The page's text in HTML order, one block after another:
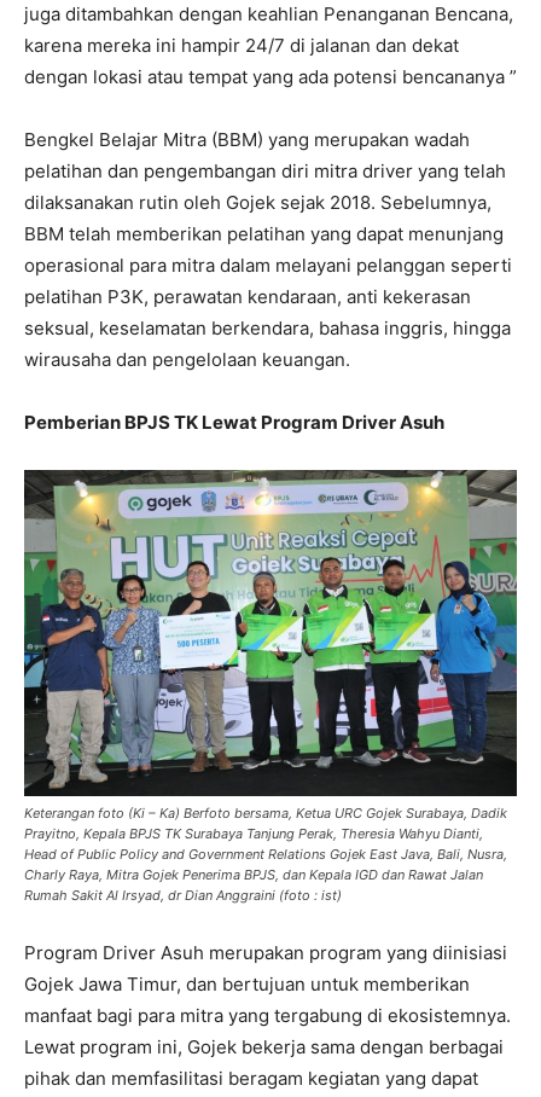
juga ditambahkan dengan keahlian Penanganan Bencana,
karena mereka ini hampir 24/7 di jalanan dan dekat
dengan lokasi atau tempat yang ada potensi bencananya ”
Bengkel Belajar Mitra (BBM) yang merupakan wadah
pelatihan dan pengembangan diri mitra driver yang telah
dilaksanakan rutin oleh Gojek sejak 2018. Sebelumnya,
BBM telah memberikan pelatihan yang dapat menunjang
operasional para mitra dalam melayani pelanggan seperti
pelatihan P3K, perawatan kendaraan, anti kekerasan
seksual, keselamatan berkendara, bahasa inggris, hingga
wirausaha dan pengelolaan keuangan.
Pemberian BPJS TK Lewat Program Driver Asuh
Keterangan foto (Ki – Ka) Berfoto bersama, Ketua URC Gojek Surabaya, Dadik
Prayitno, Kepala BPJS TK Surabaya Tanjung Perak, Theresia Wahyu Dianti,
Head of Public Policy and Government Relations Gojek East Java, Bali, Nusra,
Charly Raya, Mitra Gojek Penerima BPJS, dan Kepala IGD dan Rawat Jalan
Rumah Sakit Al Irsyad, dr Dian Anggraini (foto : ist)
Program Driver Asuh merupakan program yang diinisiasi
Gojek Jawa Timur, dan bertujuan untuk memberikan
manfaat bagi para mitra yang tergabung di ekosistemnya.
Lewat program ini, Gojek bekerja sama dengan berbagai
pihak dan memfasilitasi beragam kegiatan yang dapat